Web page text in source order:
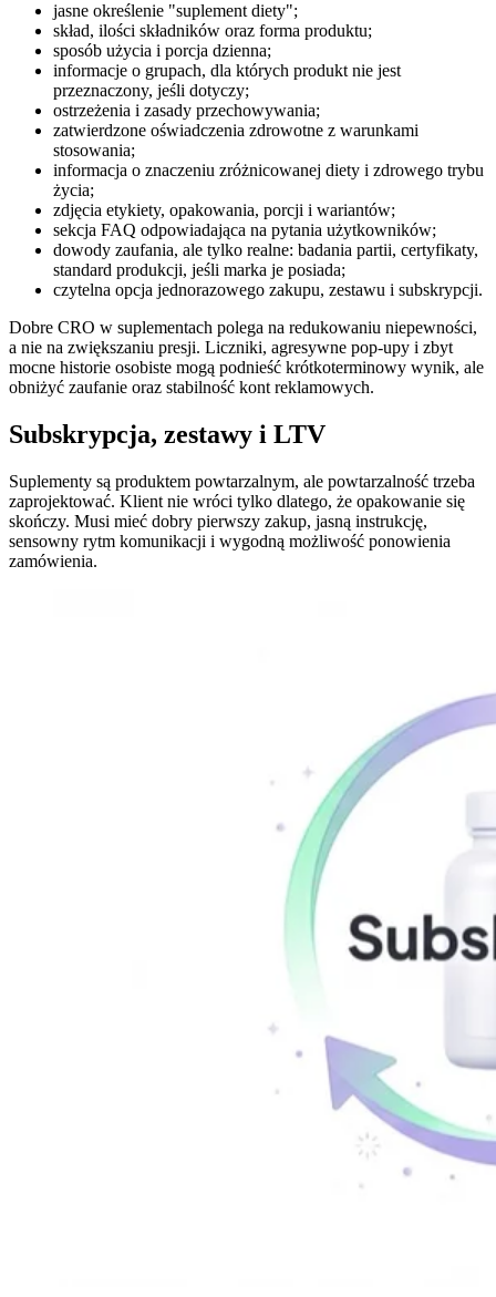
jasne określenie "suplement diety";
skład, ilości składników oraz forma produktu;
sposób użycia i porcja dzienna;
informacje o grupach, dla których produkt nie jest
przeznaczony, jeśli dotyczy;
ostrzeżenia i zasady przechowywania;
zatwierdzone oświadczenia zdrowotne z warunkami
stosowania;
informacja o znaczeniu zróżnicowanej diety i zdrowego trybu
życia;
zdjęcia etykiety, opakowania, porcji i wariantów;
sekcja FAQ odpowiadająca na pytania użytkowników;
dowody zaufania, ale tylko realne: badania partii, certyfikaty,
standard produkcji, jeśli marka je posiada;
czytelna opcja jednorazowego zakupu, zestawu i subskrypcji.
Dobre CRO w suplementach polega na redukowaniu niepewności,
a nie na zwiększaniu presji. Liczniki, agresywne pop-upy i zbyt
mocne historie osobiste mogą podnieść krótkoterminowy wynik, ale
obniżyć zaufanie oraz stabilność kont reklamowych.
Subskrypcja, zestawy i LTV
Suplementy są produktem powtarzalnym, ale powtarzalność trzeba
zaprojektować. Klient nie wróci tylko dlatego, że opakowanie się
skończy. Musi mieć dobry pierwszy zakup, jasną instrukcję,
sensowny rytm komunikacji i wygodną możliwość ponowienia
zamówienia.